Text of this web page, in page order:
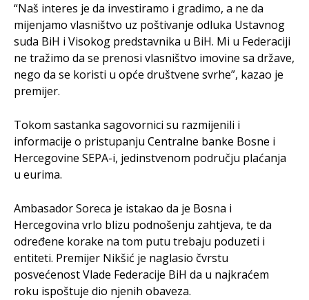
“Naš interes je da investiramo i gradimo, a ne da
mijenjamo vlasništvo uz poštivanje odluka Ustavnog
suda BiH i Visokog predstavnika u BiH. Mi u Federaciji
ne tražimo da se prenosi vlasništvo imovine sa države,
nego da se koristi u opće društvene svrhe”, kazao je
premijer.
Tokom sastanka sagovornici su razmijenili i
informacije o pristupanju Centralne banke Bosne i
Hercegovine SEPA-i, jedinstvenom području plaćanja
u eurima.
Ambasador Soreca je istakao da je Bosna i
Hercegovina vrlo blizu podnošenju zahtjeva, te da
određene korake na tom putu trebaju poduzeti i
entiteti. Premijer Nikšić je naglasio čvrstu
posvećenost Vlade Federacije BiH da u najkraćem
roku ispoštuje dio njenih obaveza.